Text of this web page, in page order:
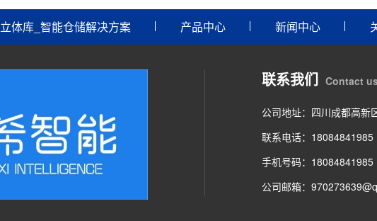
立体库_智能仓储解决方案 产品中心 新闻中心
联系我们 Contact
公司地址：四川成都高新
联系电话：18084841985
手机号码：18084841985
公司邮箱：